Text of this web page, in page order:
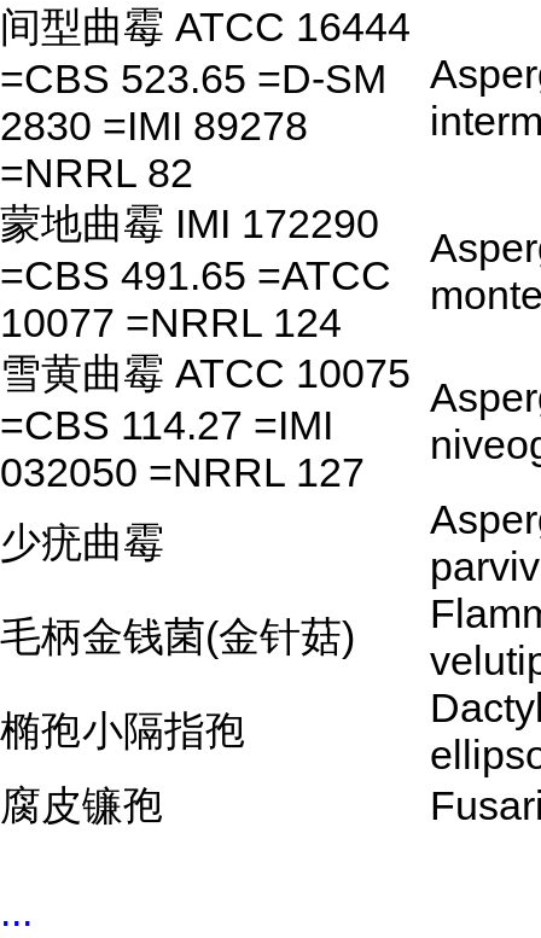
间型曲霉 ATCC 16444
=CBS 523.65 =D-SM
2830 =IMI 89278
=NRRL 82
蒙地曲霉 IMI 172290
=CBS 491.65 =ATCC
10077 =NRRL 124
雪黄曲霉 ATCC 10075
=CBS 114.27 =IMI
032050 =NRRL 127
少疣曲霉
毛柄金钱菌(金针菇)
椭孢小隔指孢
腐皮镰孢
...